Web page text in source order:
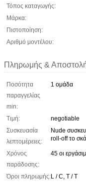
Τόπος καταγωγής:
Μάρκα:
Πιστοποίηση:
Αριθμό μοντέλου:
Πληρωμής &
Ποσότητα
παραγγελίας
min:
1 ομάδα
Τιμή:
negotiable
Συσκευασία
λεπτομέρειες:
Nude
roll-off το
Χρόνος
παράδοσης:
45 οι
Όροι πληρωμής:L / C, T / T